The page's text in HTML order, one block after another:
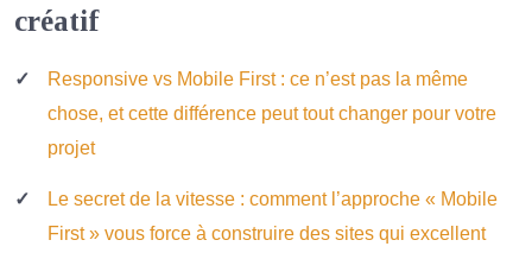
créatif
Responsive vs Mobile First : ce n’est pas la même
chose, et cette différence peut tout changer pour votre
projet
Le secret de la vitesse : comment l’approche « Mobile
First » vous force à construire des sites qui excellent